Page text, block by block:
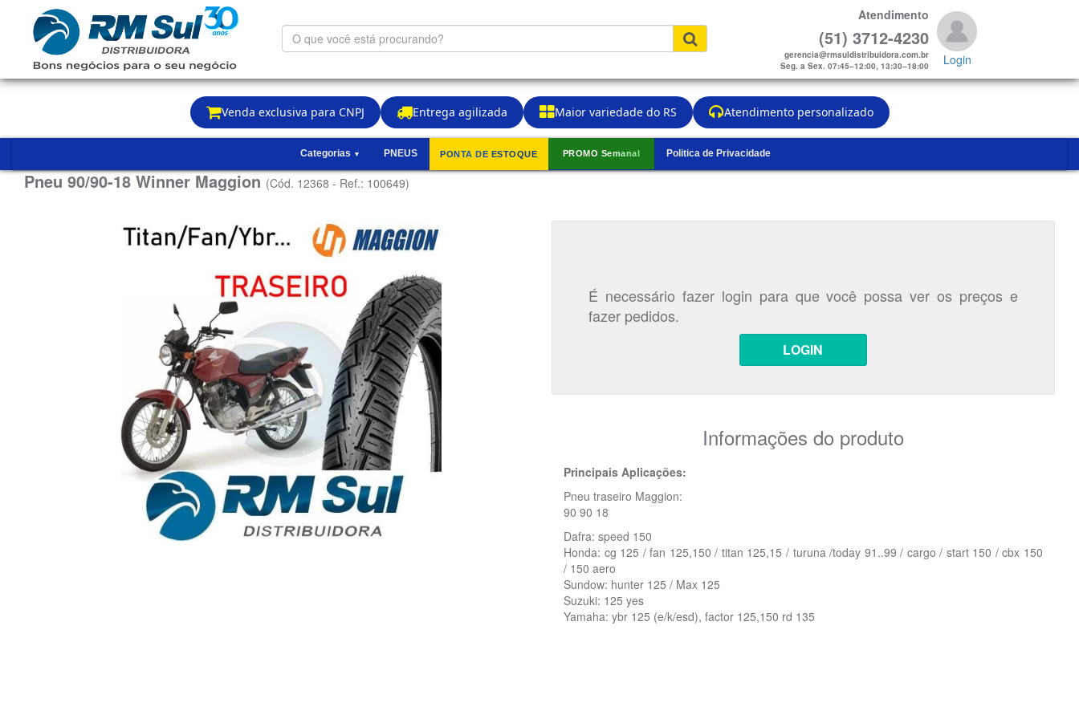
Venda exclusiva para CNPJ Entrega agilizada Maior variedade do RS Atendimento personalizado
O
que
está
procurando?
Atendimento
(51) 3712-4230
gerencia@rmsuldistribuidora.com.br
Seg. a Sex. 07:45–12:00, 13:30–18:00
Login
Categorias ▼ PNEUS PONTA DE ESTOQUE PROMO Semanal Politica de Privacidade
Pneu 90/90-18 Winner Maggion(Cód. 12368 - Ref.: 100649)
É necessário fazer login para que você possa ver os preços e
fazer pedidos.
LOGIN
Informações do produto
Principais Aplicações:
Pneu traseiro Maggion:
90 90 18
Dafra: speed 150
Honda: cg 125 / fan 125,150 / titan 125,15 / turuna /today 91..99 / cargo / start 150 / cbx 150
/ 150 aero
Sundow: hunter 125 / Max 125
Suzuki: 125 yes
Yamaha: ybr 125 (e/k/esd), factor 125,150 rd 135